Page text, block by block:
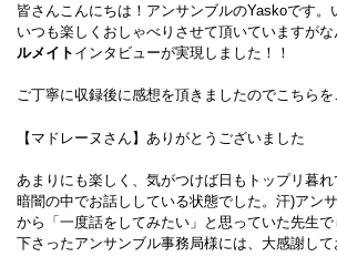
皆さんこんにちは！アンサンブルのYaskoです。
いつも楽しくおしゃべりさせて頂いていますが
ルメイト インタビューが実現しました！！
ご丁寧に収録後に感想を頂きましたのでこちら
【マドレーヌさん】ありがとうございました
あまりにも楽しく、気がつけば日もトップリ暮
暗闇の中でお話ししている状態でした。汗)アン
から「一度話をしてみたい」と思っていた先生
下さったアンサンブル事務局様には、大感謝して